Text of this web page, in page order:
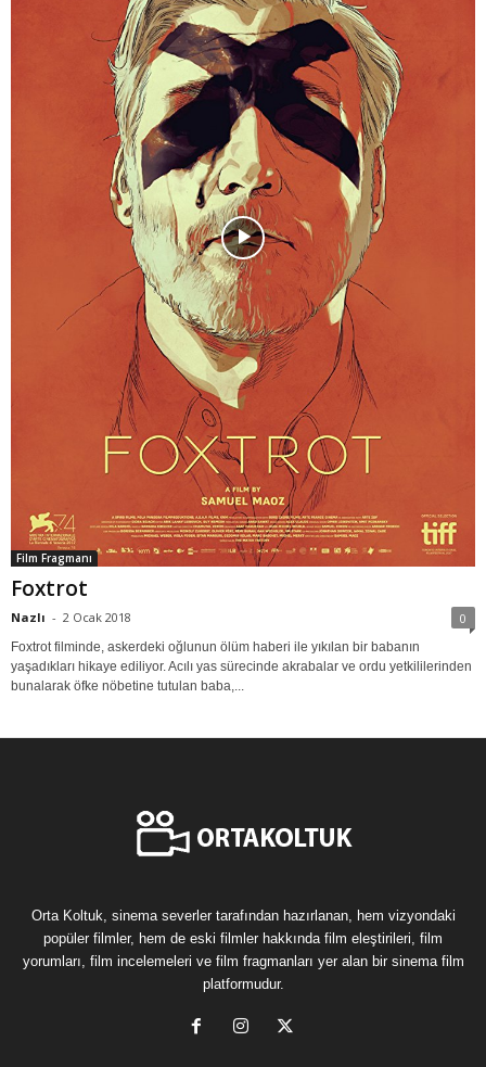
Film Fragmanı
Foxtrot
Nazlı - 2 Ocak 2018 0
Foxtrot filminde, askerdeki oğlunun ölüm haberi ile yıkılan bir babanın
yaşadıkları hikaye ediliyor. Acılı yas sürecinde akrabalar ve ordu yetkililerinden
bunalarak öfke nöbetine tutulan baba,...
Orta Koltuk, sinema severler tarafından hazırlanan, hem vizyondaki
popüler filmler, hem de eski filmler hakkında film eleştirileri, film
yorumları, film incelemeleri ve film fragmanları yer alan bir sinema film
platformudur.